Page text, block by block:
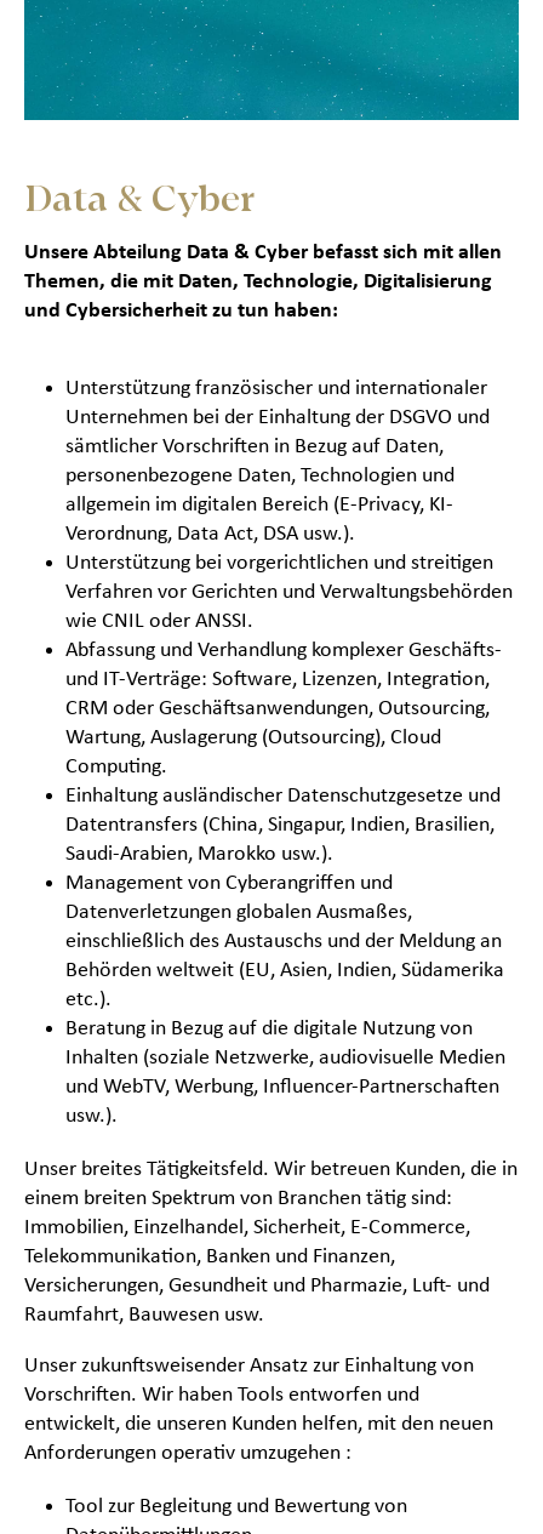
Data & Cyber
Unsere Abteilung Data & Cyber befasst sich mit allen
Themen, die mit Daten, Technologie, Digitalisierung
und Cybersicherheit zu tun haben:
Unterstützung französischer und internationaler
Unternehmen bei der Einhaltung der DSGVO und
sämtlicher Vorschriften in Bezug auf Daten,
personenbezogene Daten, Technologien und
allgemein im digitalen Bereich (E-Privacy, KI-
Verordnung, Data Act, DSA usw.).
Unterstützung bei vorgerichtlichen und streitigen
Verfahren vor Gerichten und Verwaltungsbehörden
wie CNIL oder ANSSI.
Abfassung und Verhandlung komplexer Geschäfts-
und IT-Verträge: Software, Lizenzen, Integration,
CRM oder Geschäftsanwendungen, Outsourcing,
Wartung, Auslagerung (Outsourcing), Cloud
Computing.
Einhaltung ausländischer Datenschutzgesetze und
Datentransfers (China, Singapur, Indien, Brasilien,
Saudi-Arabien, Marokko usw.).
Management von Cyberangriffen und
Datenverletzungen globalen Ausmaßes,
einschließlich des Austauschs und der Meldung an
Behörden weltweit (EU, Asien, Indien, Südamerika
etc.).
Beratung in Bezug auf die digitale Nutzung von
Inhalten (soziale Netzwerke, audiovisuelle Medien
und WebTV, Werbung, Influencer-Partnerschaften
usw.).
Unser breites Tätigkeitsfeld. Wir betreuen Kunden, die in
einem breiten Spektrum von Branchen tätig sind:
Immobilien, Einzelhandel, Sicherheit, E-Commerce,
Telekommunikation, Banken und Finanzen,
Versicherungen, Gesundheit und Pharmazie, Luft- und
Raumfahrt, Bauwesen usw.
Unser zukunftsweisender Ansatz zur Einhaltung von
Vorschriften. Wir haben Tools entworfen und
entwickelt, die unseren Kunden helfen, mit den neuen
Anforderungen operativ umzugehen :
Tool zur Begleitung und Bewertung von